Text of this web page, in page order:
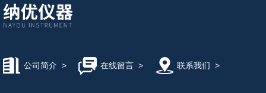
公司简介 > 在线留言> 联系我们 >